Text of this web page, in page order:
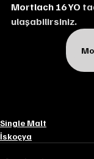
Mortlach 16 YO
ulaşabilirsiniz.
Single Malt
İskoçya